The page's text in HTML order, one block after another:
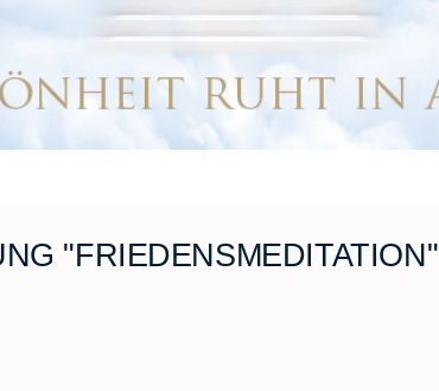
"FRIEDENSMEDITATION"